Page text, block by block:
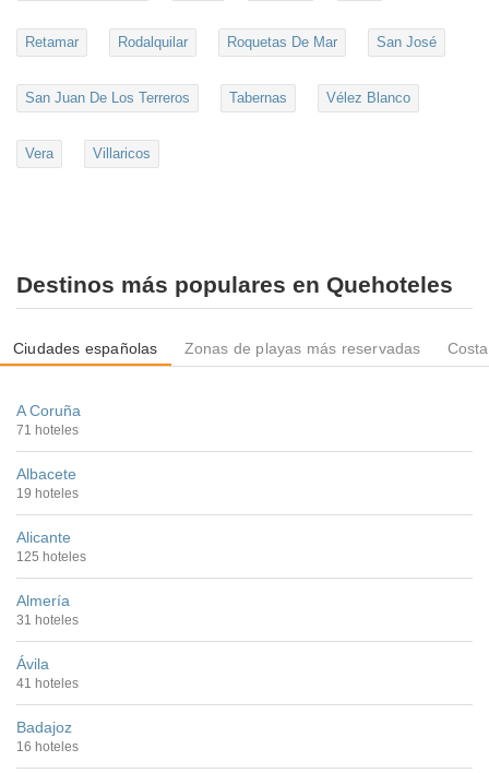
Retamar Rodalquilar Roquetas De Mar San José
San Juan De Los Terreros Tabernas Vélez Blanco
Vera Villaricos
Destinos más populares en Quehoteles
Ciudades españolas Zonas de playas más reservadas
A Coruña
71 hoteles
Albacete
19 hoteles
Alicante
125 hoteles
Almería
31 hoteles
Ávila
41 hoteles
Badajoz
16 hoteles